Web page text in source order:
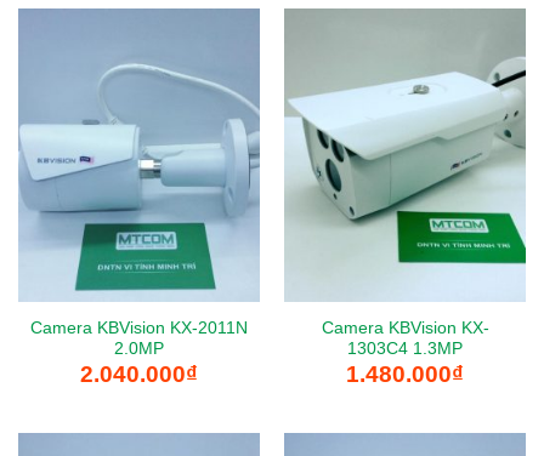
Camera KBVision KX-2011N
2.0MP
2.040.000₫
Camera KBVision KX-
1303C4 1.3MP
1.480.000₫